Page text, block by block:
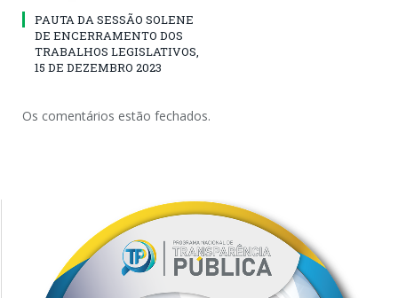
PAUTA DA SESSÃO SOLENE
DE ENCERRAMENTO DOS
TRABALHOS LEGISLATIVOS,
15 DE DEZEMBRO 2023
Os comentários estão fechados.